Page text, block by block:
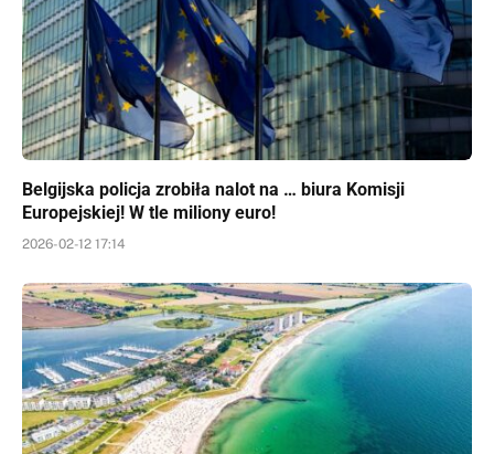
Belgijska policja zrobiła nalot na … biura Komisji
Europejskiej! W tle miliony euro!
2026-02-12 17:14